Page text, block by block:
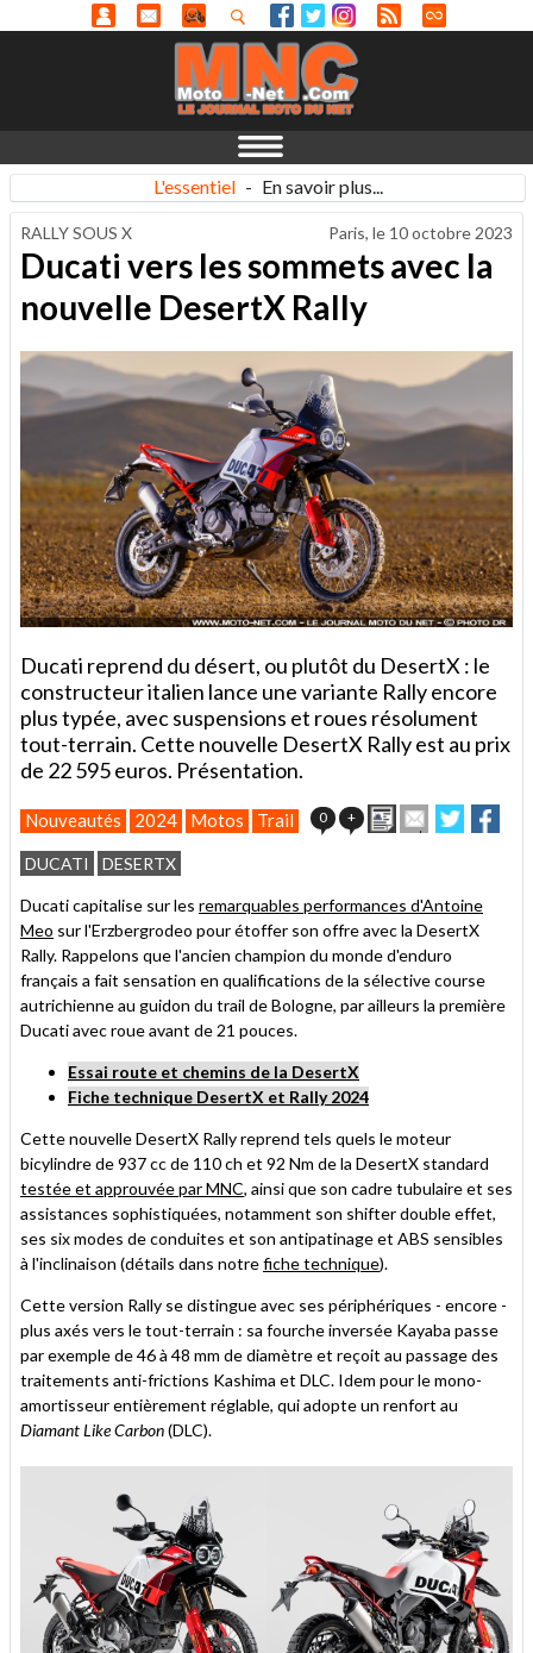
L'essentiel - En savoir plus...
RALLY SOUS X Paris, le 10 octobre 2023
Ducati vers les sommets avec la
nouvelle DesertX Rally
Ducati reprend du désert, ou plutôt du DesertX : le
constructeur italien lance une variante Rally encore
plus typée, avec suspensions et roues résolument
tout-terrain. Cette nouvelle DesertX Rally est au prix
de 22 595 euros. Présentation.
Nouveautés 2024 Motos Trail 0 + ImprimerEnvoyer
cet
un
ami
Partager
sur
sur
DUCATI DESERTX
Ducati capitalise sur les remarquables performances d'Antoine
Meo sur l'Erzbergrodeo pour étoffer son offre avec la DesertX
Rally. Rappelons que l'ancien champion du monde d'enduro
français a fait sensation en qualifications de la sélective course
autrichienne au guidon du trail de Bologne, par ailleurs la première
Ducati avec roue avant de 21 pouces.
Essai route et chemins de la DesertX
Fiche technique DesertX et Rally 2024
Cette nouvelle DesertX Rally reprend tels quels le moteur
bicylindre de 937 cc de 110 ch et 92 Nm de la DesertX standard
testée et approuvée par MNC, ainsi que son cadre tubulaire et ses
assistances sophistiquées, notamment son shifter double effet,
ses six modes de conduites et son antipatinage et ABS sensibles
à l'inclinaison (détails dans notrefiche technique).
Cette version Rally se distingue avec ses périphériques - encore -
plus axés vers le tout-terrain : sa fourche inversée Kayaba passe
par exemple de 46 à 48 mm de diamètre et reçoit au passage des
traitements anti-frictions Kashima et DLC. Idem pour le mono-
amortisseur entièrement réglable, qui adopte un renfort au
Diamant Like Carbon(DLC).